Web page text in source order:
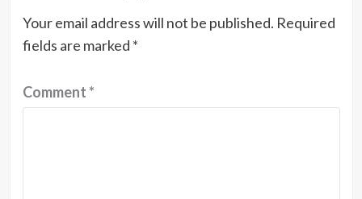
Your email address will not be published. Required
fields are marked *
Comment*